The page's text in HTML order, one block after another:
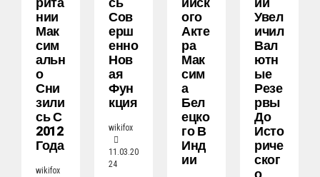
Нии
Мак
Сим
Альн
О
Сни
Зили
Сь С
2012
Года
wikifox
Сов
Ерш
Енно
Нов
Ая
Фун
Кция
wikifox
11.03.20
24
Ого
Акте
Ра
Мак
Сим
А
Бел
Ецко
Го В
Инд
Ии
Увел
Ичил
Вал
Ютн
Ые
Резе
Рвы
До
Исто
Риче
Ског